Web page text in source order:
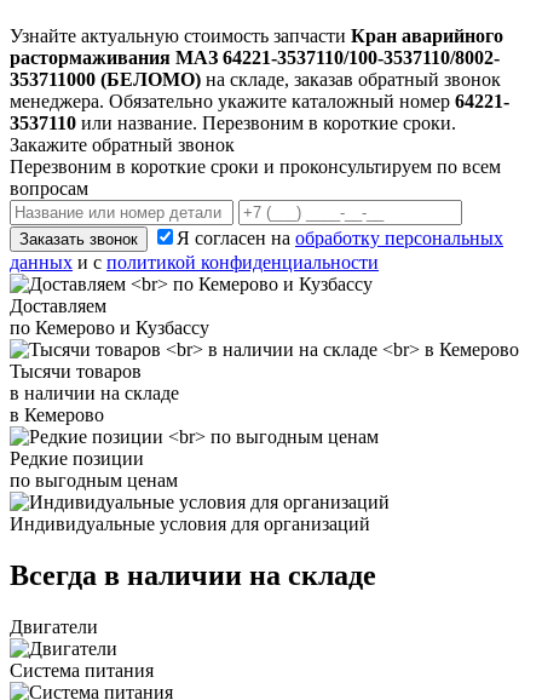
Узнайте актуальную стоимость запчасти Кран аварийного
растормаживания МАЗ 64221-3537110/100-3537110/8002-
353711000 (БЕЛОМО) на складе, заказав обратный звонок
менеджера. Обязательно укажите каталожный номер 64221-
3537110 или название. Перезвоним в короткие сроки.
Закажите обратный звонок
Перезвоним в короткие сроки и проконсультируем по всем
вопросам
Заказать звонок Я согласен на обработку персональных
данных и с политикой конфиденциальности
Доставляем
по Кемерово и Кузбассу
Тысячи товаров
в наличии на складе
в Кемерово
Редкие позиции
по выгодным ценам
Индивидуальные условия для организаций
Всегда в наличии на складе
Двигатели
Система питания